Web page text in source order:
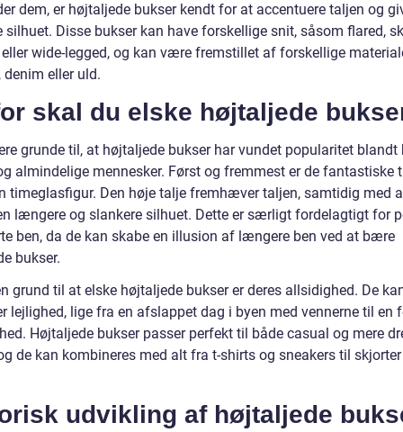
dem, er højtaljede bukser kendt for at accentuere taljen og
silhuet. Disse bukser kan have forskellige snit, såsom flared,
wide-legged, og kan være fremstillet af forskellige
denim eller uld.
skal du elske højtaljede
grunde til, at højtaljede bukser har vundet popularitet blandt
almindelige mennesker. Først og fremmest er de fantastiske
timeglasfigur. Den høje talje fremhæver taljen, samtidig med
længere og slankere silhuet. Dette er særligt fordelagtigt for
ben, da de kan skabe en illusion af længere ben ved at bære
bukser.
grund til at elske højtaljede bukser er deres allsidighed. De
lejlighed, lige fra en afslappet dag i byen med vennerne til en
Højtaljede bukser passer perfekt til både casual og mere
de kan kombineres med alt fra t-shirts og sneakers til
udvikling af højtaljede